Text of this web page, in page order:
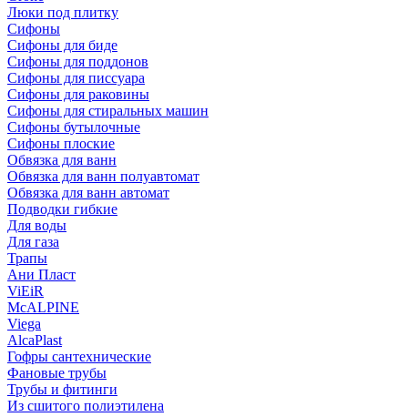
Люки под плитку
Сифоны
Сифoны для биде
Сифoны для поддонов
Сифoны для писсуара
Сифоны для раковины
Сифоны для стиральных машин
Сифоны бутылочные
Сифоны плоские
Обвязка для ванн
Обвязка для ванн полуавтомат
Обвязка для ванн автомат
Подводки гибкие
Для воды
Для газа
Трапы
Ани Пласт
ViEiR
McALPINE
Viega
AlcaPlast
Гофры сантехнические
Фановые трубы
Трубы и фитинги
Из сшитого полиэтилена